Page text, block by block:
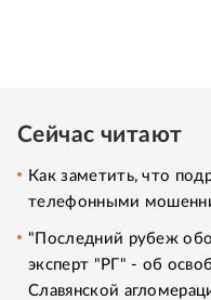
Сейчас читают
Как заметить, что
телефонными
"Последний рубеж
эксперт "РГ" - об
Славянской